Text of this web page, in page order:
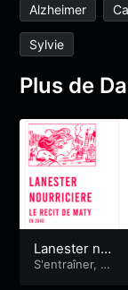
Alzheimer
Sylvie
Plus de
Lanester no
urricière
S'entraîner, sa